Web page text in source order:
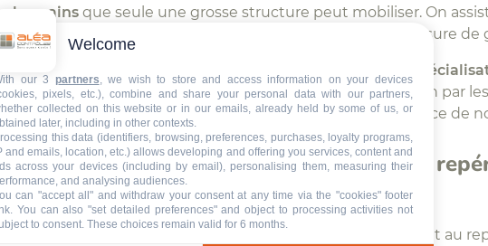
humains que seule une grosse structure peut mobiliser. On
professionnalisation des acteurs
qui doivent être en mesure de
modules de formation et unaccompagnementquotidien par
informatique, commerciale, veille…). Un atout qui fait la force de
Plan de retrait amiante par opérateur de
mention
Les équipes Aléa Contrôles de l’agence Lyon Est procèdent au
Welcome
our 3 partners , we wish to store and access information on your devices
pixels, etc.), combine and share your personal data with our partners,
collected on this website or in our emails, already held by some of us, or
later, including in other contexts.
this data (identifiers, browsing, preferences, purchases, loyalty programs,
and emails, location, etc.) allows developing and offering you services, content and
across your devices (including by email), personalising them, measuring their
and analysing audiences.
can "accept all" and withdraw your consent at any time via the "cookies" footer
. You can also "set detailed preferences" and object to processing activities not
to consent. These choices remain valid for 6 months.